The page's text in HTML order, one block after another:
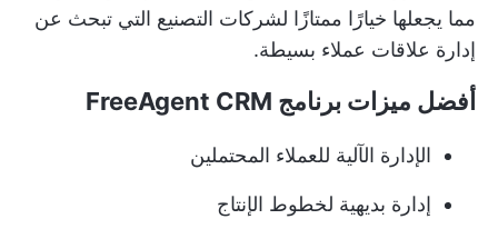
مما يجعلها خيارًا ممتازًا لشركات التصنيع التي تبحث عن
إدارة علاقات عملاء بسيطة.
أفضل ميزات برنامج FreeAgent CRM
الإدارة الآلية للعملاء المحتملين
إدارة بديهية لخطوط الإنتاج